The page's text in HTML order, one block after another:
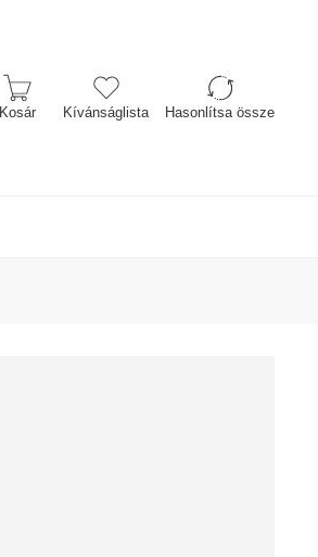
Kosár
Kívánságlista Hasonlítsa össze